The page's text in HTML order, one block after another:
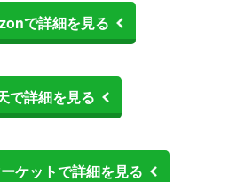
で詳細を見る
で詳細を見る
ケットで詳細を見る